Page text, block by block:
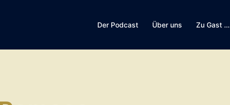
Der Podcast Über uns Zu Gast …